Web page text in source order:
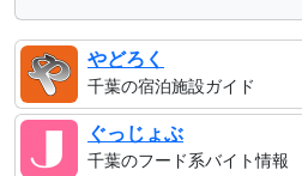
やどろく
千葉の宿泊施設ガイド
ぐっじょぶ
千葉のフード系バイト情報